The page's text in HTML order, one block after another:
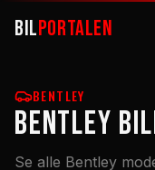
BILPORTALEN
BILER
GUIDES
BENTLEY
Bentley
Se alle Bentley